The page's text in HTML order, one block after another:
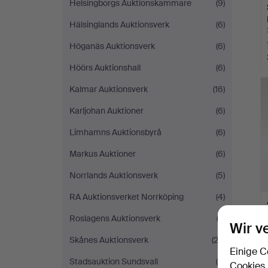
Helsingborgs Auktionskammare
(9)
Hälsinglands Auktionsverk
(6)
Höganäs Auktionsverk
(6)
Höörs Auktionshall
(6)
Kalmar Auktionsverk
(16)
Karljohan Auktioner
(6)
Limhamns Auktionsbyrå
(6)
Markus Auktioner
(6)
Norrlands Auktionsverk
(5)
RA Auktionsverket Norrköping
(4)
Roslagens Auktionsverk
(3)
Skånes Auktionsverk
(23)
Stadsauktion Sundsvall
(5)
Wir
Einige